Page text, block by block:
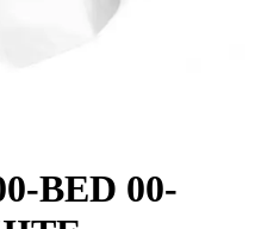
BED 00-